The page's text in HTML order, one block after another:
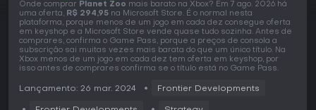
Onde comprar Planet Zoo mais barato na Xbox? Em 7 ago. 2026 há
uma oferta, R$ 294,95 na Microsoft Store. É o normal nesta
plataforma, porque menos de um jogo em cada dez consegue oferta
em keyshop e a Microsoft Store vende quase tudo sozinha. Antes de
comprares, confirma o Game Pass, porque a preços de consola a
subscrição sai muitas vezes mais barata do que um único título. Na
Xbox menos de um jogo em cada dez tem oferta em keyshop, por
isso antes de comprares confirma se o título está no Game Pass.
Lançamento: 26 mar. 2024 Frontier Developments